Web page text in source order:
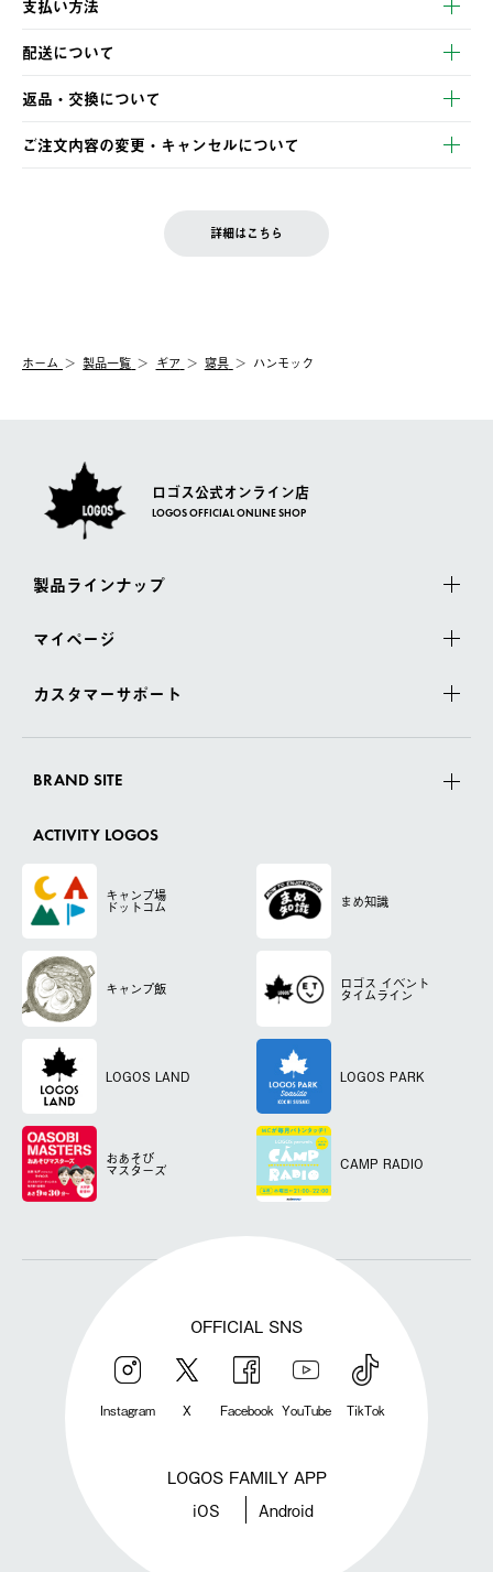
支払い方法
以下のいずれかの方法でお支払いいただけます。
・クレジットカード決済
・コンビニ決済
・Pay-easy決済
配送について
【発送スケジュール】
ご注文・ご入金完了より2営業日以内に商品を発送いたします。
土日祝の発送はございませんので、木曜日以降のご注文は週明け
の発送となる場合がございます。
【配送業者】
佐川急便にて配送されます。
返品・交換について
※お客様都合の場合
お客様都合の返品にかかる送料は、お客様ご負担とさせていただ
一度お手元の商品を返品いただき、ご希望商品を再注文してくだ
ご注文内容の変更・キャンセルについて
LOGOS FAMILY会員の方は、会員マイページ内 購入履歴画面に
詳細はこちら
ホーム 製品一覧 ギア 寝具 ハンモック
ロゴス公式オンライン店
LOGOS OFFICIAL ONLINE SHOP
製品ラインナップ
マイページ
カスタマーサポート
BRAND SITE
ACTIVITY LOGOS
キャンプ場
ドットコム まめ知識
キャンプ飯 ロゴス イベント
タイムライン
LOGOS LAND LOGOS PARK
おあそび
マスターズ CAMP RADIO
OFFICIAL SNS
Instagram X Facebook YouTube TikTok
LOGOS FAMILY APP
iOS Android